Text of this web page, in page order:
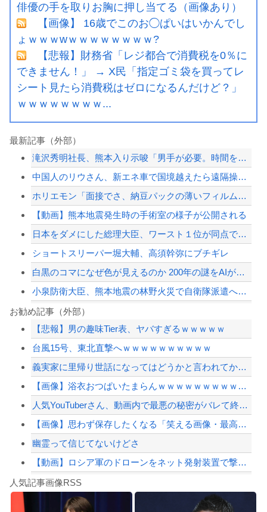
俳優の手を取りお胸に押し当てる（画像あり）
【画像】 16歳でこのお◯ぱいはいかんでし
ょｗｗｗwｗｗｗｗｗｗｗｗ?
【悲報】財務省「レジ都合で消費税を0％に
できません！」 → X民「指定ゴミ袋を買ってレ
シート見たら消費税はゼロになるんだけど？」
ｗｗｗｗｗｗｗｗ...
最新記事（外部）
滝沢秀明社長、熊本入り示唆「男手が必要。時間を見つけて行きたい」
中国人のリウさん、新エネ車で国境越えたら遠隔操作で30時間ロックされる！
ホリエモン「面接でさ、納豆パックの薄いフィルムって何のために入っていの？って聞く...
【動画】熊本地震発生時の手術室の様子が公開される
日本をダメにした総理大臣、ワースト１位が同点でこの人ｗｗｗｗｗｗ
ショートスリーパー堀大輔、高須幹弥にブチギレ
白黒のコマになぜ色が見えるのか 200年の謎をAIが解明！
小泉防衛大臣、熊本地震の林野火災で自衛隊派遣へ！←「迅速な対応だ！」「次の首相は...
【悲報】中日・金丸夢斗(5勝8敗)、もうすぐ中継ぎ(橋本4勝1敗)に勝ち星が追い...
【配信者】「金バエ」のSNS更新が1週間途絶え、様々な憶測が飛び交う。1週間ぶり...
【緊急速報】NYで警官が黒人男性の首を絞め、暴動第二波不可避へ
Powered by livedoor 相互RSS
お勧め記事（外部）
【悲報】男の趣味Tier表、ヤバすぎるｗｗｗｗｗ
台風15号、東北直撃へｗｗｗｗｗｗｗｗｗｗ
義実家に里帰り世話になってはどうかと言われてかなり悩んでいる
【画像】浴衣おつぱいたまらんｗｗｗｗｗｗｗｗｗｗｗ
人気YouTuberさん、動画内で最悪の秘密がバレて終わる・・・
【画像】思わず保存したくなる「笑える画像・最高な画像」貼っていけｗｗｗｗｗ
幽霊って信じてないけどさ
【動画】ロシア軍のドローンをネット発射装置で撃墜するウクライナ。
人気記事画像RSS